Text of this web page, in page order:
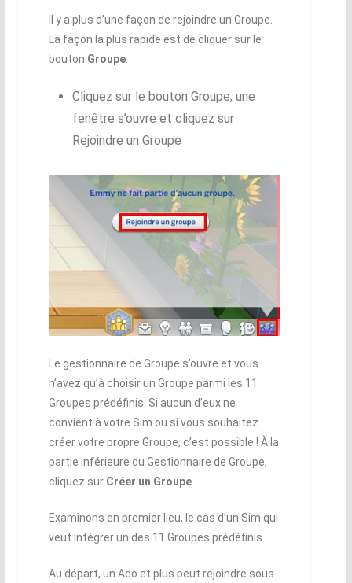
Il y a plus d’une façon de rejoindre un Groupe.
La façon la plus rapide est de cliquer sur le
bouton Groupe.
Cliquez sur le bouton Groupe, une
fenêtre s’ouvre et cliquez sur
Rejoindre un Groupe
Le gestionnaire de Groupe s’ouvre et vous
n’avez qu’à choisir un Groupe parmi les 11
Groupes prédéfinis. Si aucun d’eux ne
convient à votre Sim ou si vous souhaitez
créer votre propre Groupe, c’est possible ! À la
partie inférieure du Gestionnaire de Groupe,
cliquez sur Créer un Groupe.
Examinons en premier lieu, le cas d’un Sim qui
veut intégrer un des 11 Groupes prédéfinis.
Au départ, un Ado et plus peut rejoindre sous